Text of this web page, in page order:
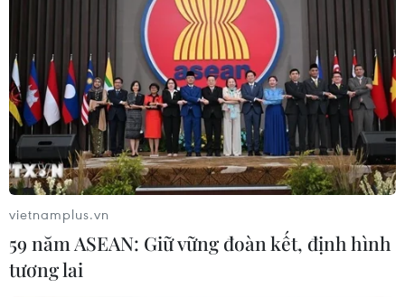
vietnamplus.vn
59 năm ASEAN: Giữ vững đoàn kết, định hình
tương lai